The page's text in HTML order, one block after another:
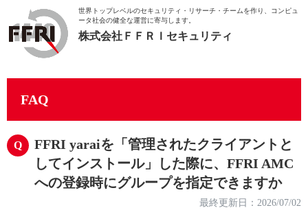
世界トップレベルのセキュリティ・リサーチ・チームを作り、 コンピュ
ータ社会の健全な運営に寄与します。
株式会社ＦＦＲＩセキュリティ
FAQ
FFRI yaraiを「管理されたクライアントと
してインストール」した際に、FFRI AMC
への登録時にグループを指定できますか
最終更新日：2026/07/02